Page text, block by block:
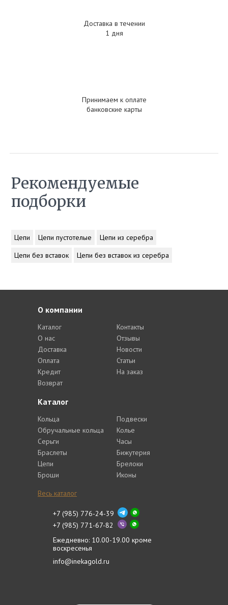
Доставка в течении
1 дня
Принимаем к оплате
банковские карты
Рекомендуемые
подборки
Цепи Цепи пустотелые
Цепи из серебра
Цепи без вставок
Цепи без вставок из серебра
Каталог
Кольца
Обручальные кольца
Серьги
Браслеты
Цепи
Броши
Подвески
Колье
Часы
Бижутерия
Брелоки
Иконы
Весь каталог
О компании
Каталог
О нас
Доставка
Оплата
Кредит
Возврат
Контакты
Отзывы
Новости
Статьи
На заказ
+7 (985) 776-24-39
+7 (985) 771-67-82
Ежедневно: 10.00-19.00 кроме
воскресенья
info@inekagold.ru